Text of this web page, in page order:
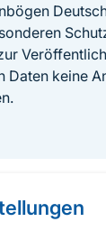
Daten keine
zur Seite